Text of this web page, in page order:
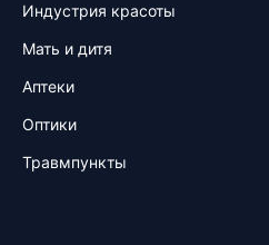
Индустрия красоты
Мать и дитя
Аптеки
Оптики
Травмпункты